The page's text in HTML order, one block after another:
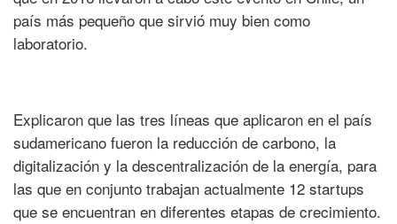
país más pequeño que sirvió muy bien como
laboratorio.
Explicaron que las tres líneas que aplicaron en el país
sudamericano fueron la reducción de carbono, la
digitalización y la descentralización de la energía, para
las que en conjunto trabajan actualmente 12 startups
que se encuentran en diferentes etapas de crecimiento.